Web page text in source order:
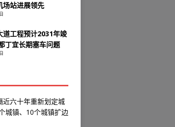
场站进展领先
道工程预计2031年竣
丁宜长期塞车问题
近六十年重新划定城
镇、10个城镇扩边